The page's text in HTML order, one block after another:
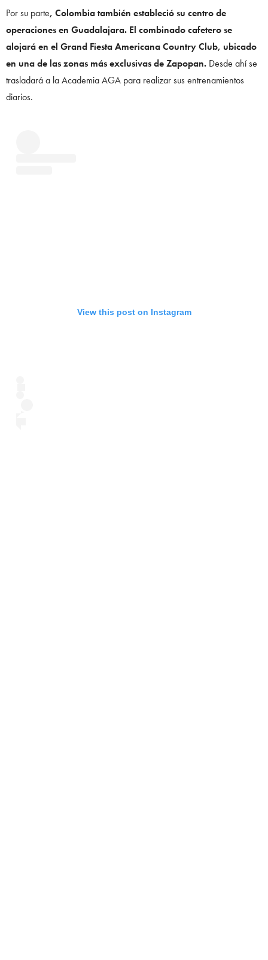
Por su parte, Colombia también estableció su centro de
operaciones en Guadalajara. El combinado cafetero se
alojará en el Grand Fiesta Americana Country Club, ubicado
en una de las zonas más exclusivas de Zapopan. Desde ahí se
trasladará a la Academia AGA para realizar sus entrenamientos
diarios.
View this post on Instagram